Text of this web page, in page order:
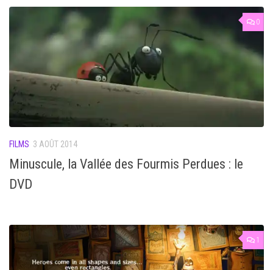
0
FILMS 3 AOÛT 2014
Minuscule, la Vallée des Fourmis Perdues : le
DVD
1